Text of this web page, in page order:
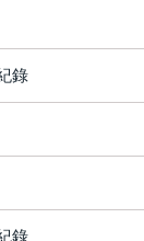
錄
錄